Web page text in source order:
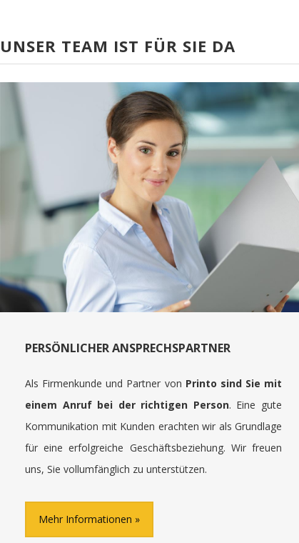
UNSER TEAM IST FÜR SIE DA
PERSÖNLICHER ANSPRECHSPARTNER
Als Firmenkunde und Partner von Printo sind Sie mit
einem Anruf bei der richtigen Person. Eine gute
Kommunikation mit Kunden erachten wir als Grundlage
für eine erfolgreiche Geschäftsbeziehung. Wir freuen
uns, Sie vollumfänglich zu unterstützen.
Mehr Informationen